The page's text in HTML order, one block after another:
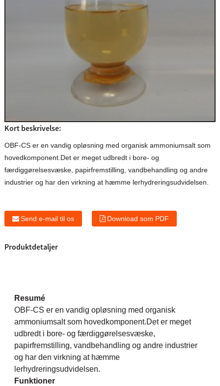
Kort beskrivelse:
OBF-CS er en vandig opløsning med organisk ammoniumsalt som
hovedkomponent.Det er meget udbredt i bore- og
færdiggørelsesvæske, papirfremstilling, vandbehandling og andre
industrier og har den virkning at hæmme lerhydreringsudvidelsen.
Send e-mail til os Download som PDF
Produktdetaljer
Resumé
OBF-CS er en vandig opløsning med organisk
ammoniumsalt som hovedkomponent.Det er meget
udbredt i bore- og færdiggørelsesvæske,
papirfremstilling, vandbehandling og andre industrier
og har den virkning at hæmme
lerhydreringsudvidelsen.
Funktioner